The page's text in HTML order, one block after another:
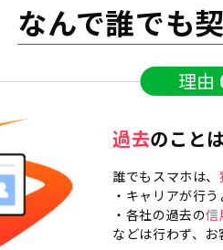
なんで誰でも
理由
過去のこと
誰でもスマホは、
・キャリアが行
・各社の過去の信
などは行わず、お